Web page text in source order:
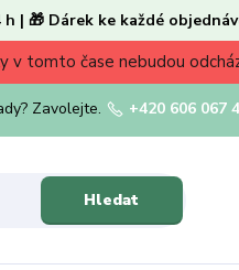
| 🎁 Dárek ke každé
v tomto čase nebudou
Hledat
Zavolejte. +420 606 067